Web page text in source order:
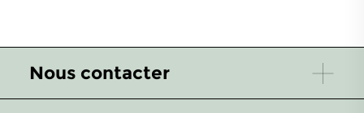
Nous contacter